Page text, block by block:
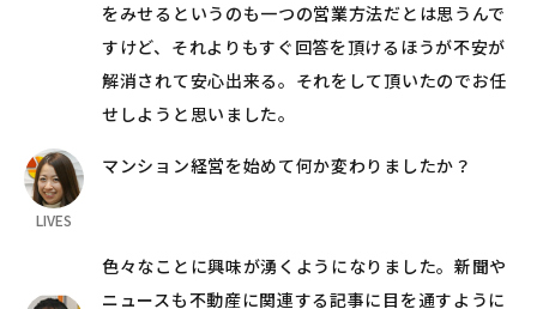
をみせるというのも一つの営業方法だとは思うんで
すけど、それよりもすぐ回答を頂けるほうが不安が
解消されて安心出来る。それをして頂いたのでお任
せしようと思いました。
LIVES
マンション経営を始めて何か変わりましたか？
色々なことに興味が湧くようになりました。新聞や
ニュースも不動産に関連する記事に目を通すように